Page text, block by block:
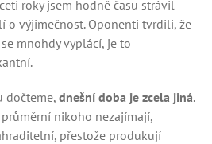
roky jsem hodně času strávil
o výjimečnost. Oponenti tvrdili, že
mnohdy vyplácí, je to
dočteme, dnešní doba je zcela jiná.
nikoho nezajímají,
přestože produkují